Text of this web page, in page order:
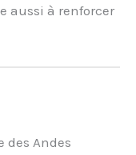
aussi à renforcer
des Andes